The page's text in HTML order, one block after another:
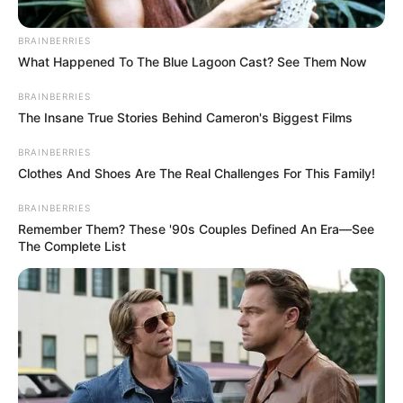
સૌરાષ્ટ્રમાં ભારેથી અતિભારે વરસાદ થવાની આગાહી
હવામાન વિભાગ દ્વારા કરવામાં આવી છે. ત્યારે ગતરોજ
જામનગર જિલ્લાના લાલપુર અને જામજોધપુરમાં
દરમિયાન કુલ 7 ઇંચ વરસાદ પડ્યો હતો. તો જામનગર
જિલ્લાના સિદસર ખાતે પૂર આવતાં રાજાશાહીના
સમયનો પુલ પણ તૂટી ગયો છે. આ સિવાય સીદસર ખાતે
આવેલ મા ઉમિયા માતાના મંદિરમાં પણ મોટા પ્રમાણમાં
પાણી ઘુસી ગયું હતું. લાલપુરના અનેક વિસ્તારોમાં તો
પાણી એટલા ભરાયા કે અનેક જગ્યાએ વાહનો પાણીમાં
તણાયાં હોવાના પણ સમાચાર સામે આવ્યા હતા.
BRAINBERRIES
What Happened To The Blue Lagoon Cast? See Them Now
BRAINBERRIES
The Insane True Stories Behind Cameron's Biggest Films
BRAINBERRIES
Clothes And Shoes Are The Real Challenges For This Family!
BRAINBERRIES
Remember Them? These '90s Couples Defined An Era—See
The Complete List